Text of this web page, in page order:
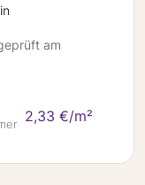
am
2,33 €/m²